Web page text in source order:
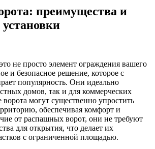
преимущества и
установки
не просто элемент ограждения вашего
и безопасное решение, которое с
популярность. Они идеально
домов, так и для коммерческих
могут существенно упростить
обеспечивая комфорт и
от распашных ворот, они не требуют
для открытия, что делает их
с ограниченной площадью.